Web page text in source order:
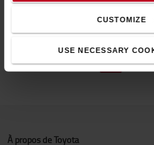
CUSTOMIZE
USE NECESSARY
Contactez-nous
À propos de Toyota